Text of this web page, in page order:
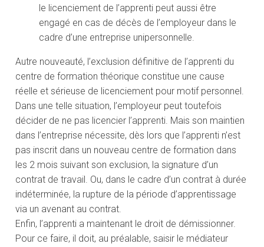
le licenciement de l’apprenti peut aussi être
engagé en cas de décès de l’employeur dans le
cadre d’une entreprise unipersonnelle.
Autre nouveauté, l’exclusion définitive de l’apprenti du
centre de formation théorique constitue une cause
réelle et sérieuse de licenciement pour motif personnel.
Dans une telle situation, l’employeur peut toutefois
décider de ne pas licencier l’apprenti. Mais son maintien
dans l’entreprise nécessite, dès lors que l’apprenti n’est
pas inscrit dans un nouveau centre de formation dans
les 2 mois suivant son exclusion, la signature d’un
contrat de travail. Ou, dans le cadre d’un contrat à durée
indéterminée, la rupture de la période d’apprentissage
via un avenant au contrat.
Enfin, l’apprenti a maintenant le droit de démissionner.
Pour ce faire, il doit, au préalable, saisir le médiateur